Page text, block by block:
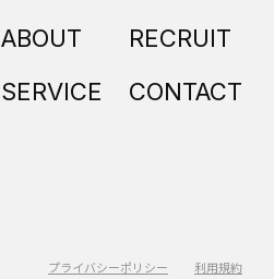
ABOUT
SERVICE
RECRUIT
CONTACT
プライバシーポリシー 利用規約